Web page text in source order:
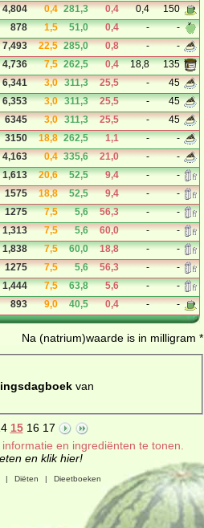
4,804 0,4 281,3 0,4 0,4
150
878 1,5 51,0 0,4 -
-
7,493 22,5 285,0 0,8 -
-
4,736 7,5 262,5 0,4 18,8
135
6,341 3,0 311,3 25,5 -
45
6,353 3,0 311,3 25,5 -
45
6345 3,0 311,3 25,5 -
45
3150 18,8 262,5 1,1 -
-
4,163 0,4 335,6 21,0 -
-
1,613 20,6 52,5 9,4 -
-
1575 18,8 52,5 9,4 -
-
1275 7,5 5,6 56,3 -
-
1,313 7,5 5,6 60,0 -
-
1,838 7,5 60,0 18,8 -
-
1275 7,5 5,6 56,3 -
-
1,444 7,5 63,8 5,6 -
-
893 9,0 40,5 0,4 - -
Na (natrium)waarde is in milligram *
van
15 16 17
en ingrediënten te tonen.
en klik hier!
| Diëten | Dieetboeken